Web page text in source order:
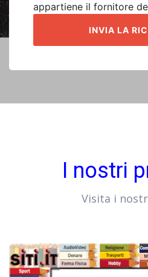
appartiene il fornitore
I nostri
Visita i